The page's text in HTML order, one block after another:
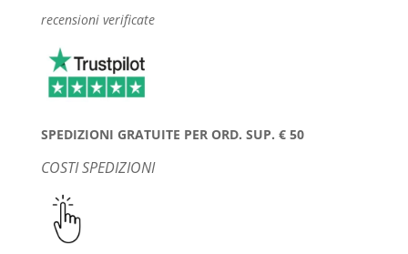
recensioni verificate
SPEDIZIONI GRATUITE PER ORD. SUP. € 50
COSTI SPEDIZIONI